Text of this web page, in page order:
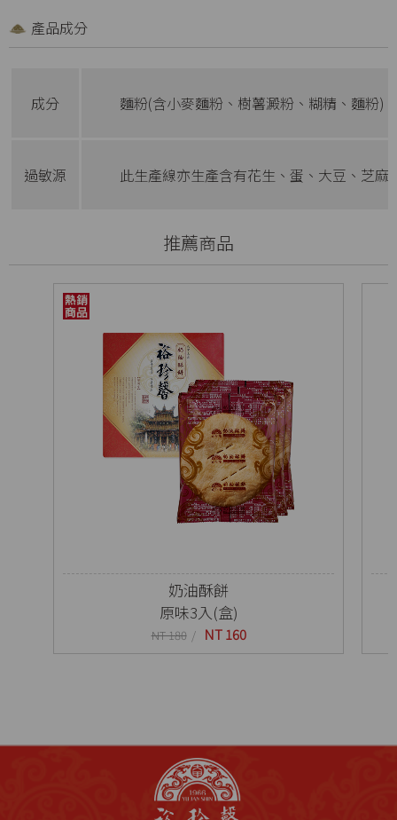
產品成分
成分 麵粉(含小麥麵粉、樹薯澱粉、糊精、麵粉)
過敏源 此生產線亦生產含有花生、蛋、大豆、芝麻
推薦商品
奶油酥餅
原味3入(盒)
NT 180 NT 160